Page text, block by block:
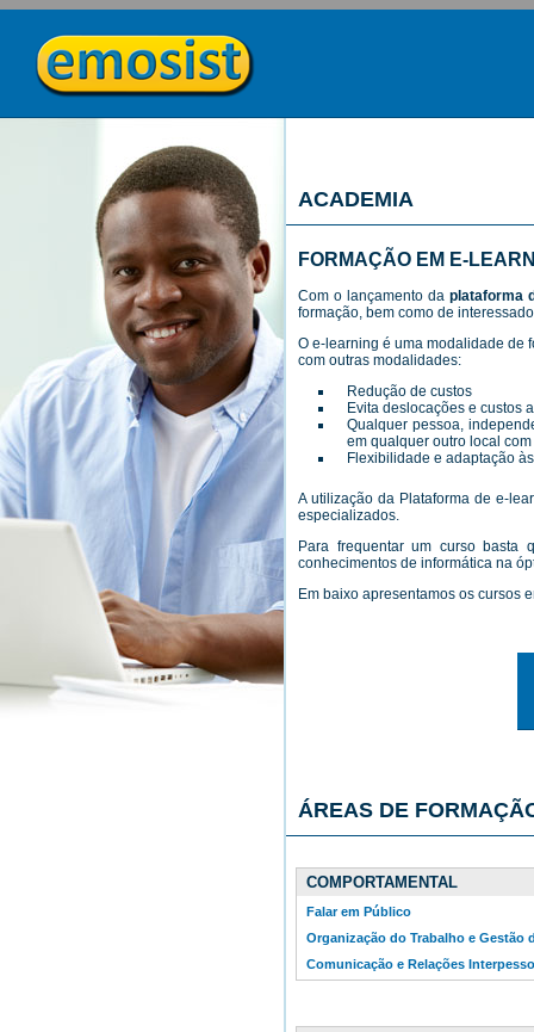
ACADEMIA
FORMAÇÃO EM E-
Com o lançamento da plataforma
formação, bem como de
O e-learning é uma modalidade de
com outras modalidades:
Redução de custos
Evita deslocações e custos
Qualquer pessoa,
em qualquer outro local
Flexibilidade e adaptação
A utilização da Plataforma de e-
especializados.
Para frequentar um curso basta
conhecimentos de informática na
Em baixo apresentamos os cursos
ÁREAS DE
COMPORTAMENTAL
Falar em Público
Organização do Trabalho e Gestão
Comunicação e Relações